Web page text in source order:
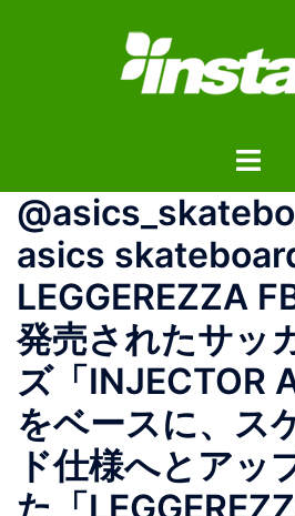
ス
ト
ル
ニ
ュ
asics
LEGGEREZZA
発売されたサッ
ズ「INJECTOR
をベースに、ス
ド仕様へとアッ